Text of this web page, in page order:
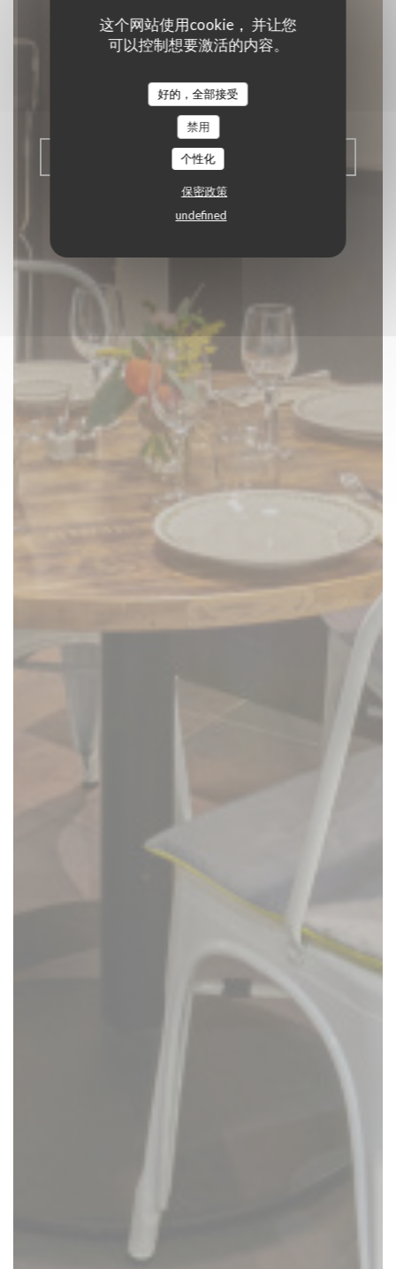
这个网站使用cookie， 并让您
可以控制想要激活的内容。
好的，全部接受
禁用
个性化
保密政策
undefined
Comme à la
campagne
BISTRONOMY|PARIS
预订餐位